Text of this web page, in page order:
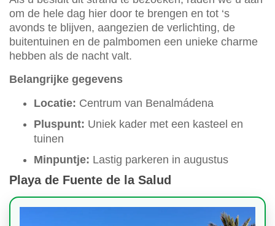
om de hele dag hier door te brengen en tot ‘s
avonds te blijven, aangezien de verlichting, de
buitentuinen en de palmbomen een unieke charme
hebben als de nacht valt.
Belangrijke gegevens
Locatie: Centrum van Benalmádena
Pluspunt: Uniek kader met een kasteel en
tuinen
Minpuntje: Lastig parkeren in augustus
Playa de Fuente de la Salud